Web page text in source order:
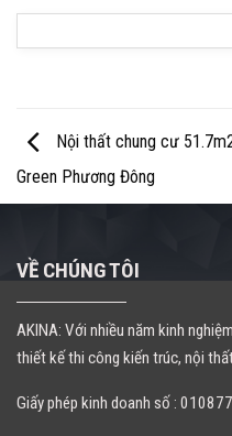
Nội thất chung cư
Green Phương Đông
VỀ CHÚNG TÔI
AKINA: Với nhiều năm kinh
thiết kế thi công kiến trúc, nội
Giấy phép kinh doanh số :